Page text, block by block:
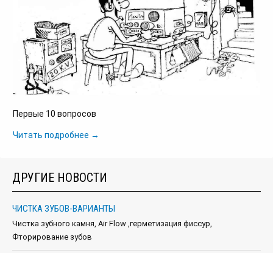
Первые 10 вопросов
Читать подробнее →
ДРУГИЕ НОВОСТИ
ЧИСТКА ЗУБОВ-ВАРИАНТЫ
Чистка зубного камня, Air Flow ,герметизация фиссур,
Фторирование зубов